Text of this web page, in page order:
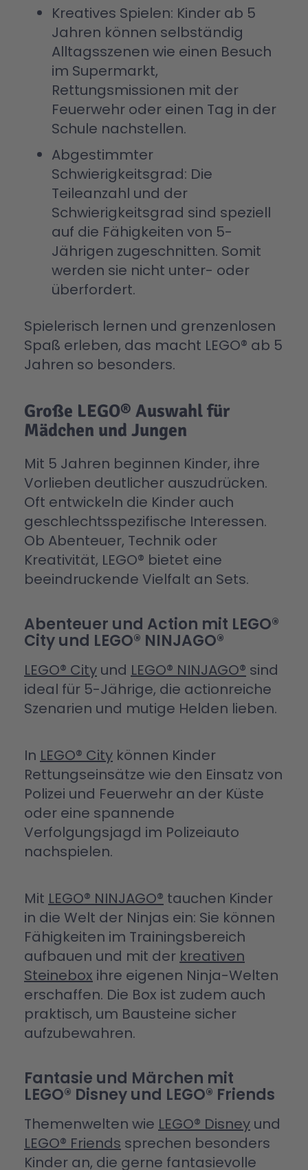
Kreatives Spielen: Kinder ab 5
Jahren können selbständig
Alltagsszenen wie einen Besuch
im Supermarkt,
Rettungsmissionen mit der
Feuerwehr oder einen Tag in der
Schule nachstellen.
Abgestimmter
Schwierigkeitsgrad: Die
Teileanzahl und der
Schwierigkeitsgrad sind speziell
auf die Fähigkeiten von 5-
Jährigen zugeschnitten. Somit
werden sie nicht unter- oder
überfordert.
Spielerisch lernen und grenzenlosen
Spaß erleben, das macht LEGO® ab 5
Jahren so besonders.
Große LEGO® Auswahl für
Mädchen und Jungen
Mit 5 Jahren beginnen Kinder, ihre
Vorlieben deutlicher auszudrücken.
Oft entwickeln die Kinder auch
geschlechtsspezifische Interessen.
Ob Abenteuer, Technik oder
Kreativität, LEGO® bietet eine
beeindruckende Vielfalt an Sets.
Abenteuer und Action mit LEGO®
City und LEGO® NINJAGO®
LEGO® City und LEGO® NINJAGO® sind
ideal für 5-Jährige, die actionreiche
Szenarien und mutige Helden lieben.
In LEGO® City können Kinder
Rettungseinsätze wie den Einsatz von
Polizei und Feuerwehr an der Küste
oder eine spannende
Verfolgungsjagd im Polizeiauto
nachspielen.
Mit LEGO® NINJAGO® tauchen Kinder
in die Welt der Ninjas ein: Sie können
Fähigkeiten im Trainingsbereich
aufbauen und mit der kreativen
Steinebox ihre eigenen Ninja-Welten
erschaffen. Die Box ist zudem auch
praktisch, um Bausteine sicher
aufzubewahren.
Fantasie und Märchen mit
LEGO® Disney und LEGO® Friends
Themenwelten wie LEGO® Disney und
LEGO® Friends sprechen besonders
Kinder an, die gerne fantasievolle